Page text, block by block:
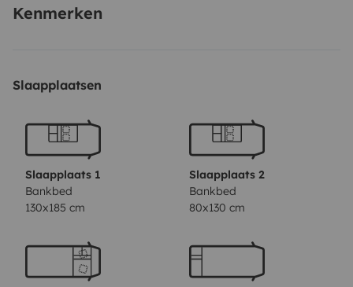
Min. Driving exp, 4 y
Kenmerken
Slaapplaatsen
Slaapplaats 1
Bankbed
130x185 cm
Slaapplaats 2
Bankbed
80x130 cm